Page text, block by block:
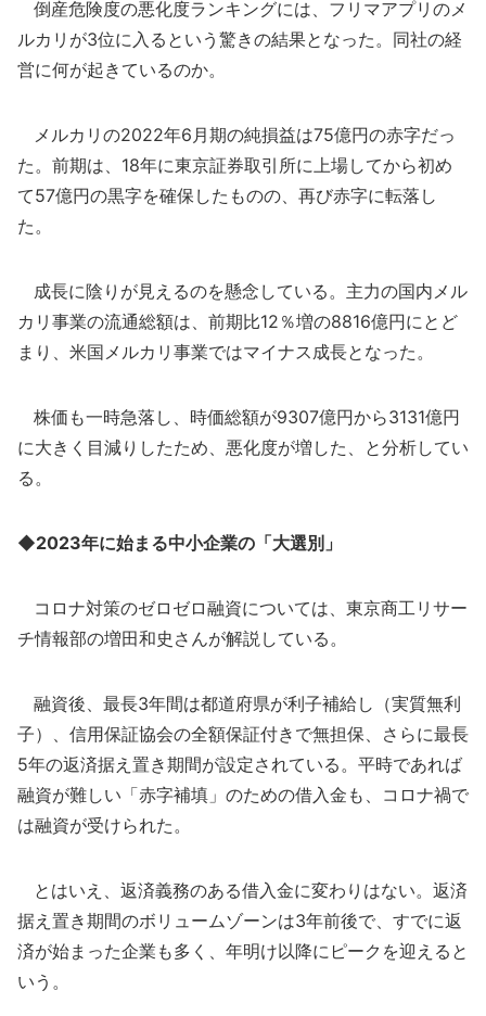
倒産危険度の悪化度ランキングには、フリマアプリのメ
ルカリが3位に入るという驚きの結果となった。同社の経
営に何が起きているのか。
メルカリの2022年6月期の純損益は75億円の赤字だっ
た。前期は、18年に東京証券取引所に上場してから初め
て57億円の黒字を確保したものの、再び赤字に転落し
た。
成長に陰りが見えるのを懸念している。主力の国内メル
カリ事業の流通総額は、前期比12％増の8816億円にとど
まり、米国メルカリ事業ではマイナス成長となった。
株価も一時急落し、時価総額が9307億円から3131億円
に大きく目減りしたため、悪化度が増した、と分析してい
る。
◆2023年に始まる中小企業の「大選別」
コロナ対策のゼロゼロ融資については、東京商工リサー
チ情報部の増田和史さんが解説している。
融資後、最長3年間は都道府県が利子補給し（実質無利
子）、信用保証協会の全額保証付きで無担保、さらに最長
5年の返済据え置き期間が設定されている。平時であれば
融資が難しい「赤字補填」のための借入金も、コロナ禍で
は融資が受けられた。
とはいえ、返済義務のある借入金に変わりはない。返済
据え置き期間のボリュームゾーンは3年前後で、すでに返
済が始まった企業も多く、年明け以降にピークを迎えると
いう。